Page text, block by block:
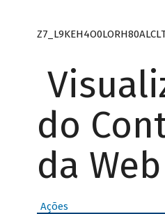
do
da Web
Ações